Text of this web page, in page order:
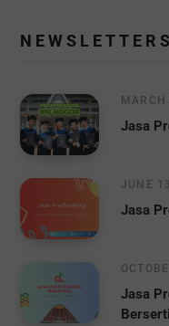
N E W S L E T T E R S
Jasa
JUNE
Jasa
Jasa